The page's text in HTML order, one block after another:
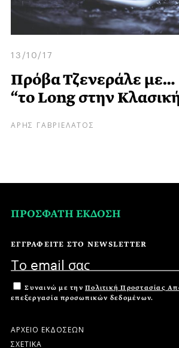
13/10/17
Πρόβα Τζενεράλε με…
“το Long στην
ΑΡΗΣ ΓΑΒΡΙΕΛΑΤΟΣ
ΠΡΟΣΦΑΤΗ ΕΚΔΟΣΗ
ΕΓΓΡΑΦΕΙΤΕ ΣΤΟ NEWSLETTER
Συναινώ με την Πολιτική Προστασίας
επεξεργασία προσωπικών δεδομένων.
ΑΡΧΕΙΟ ΕΚΔΟΣΕΩΝ
ΣΧΕΤΙΚΑ